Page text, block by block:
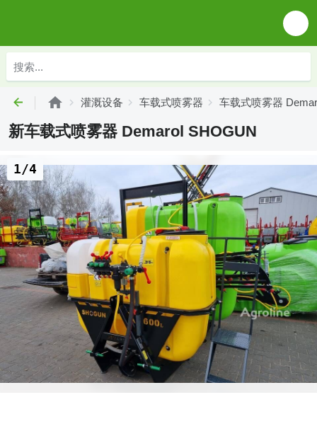
灌溉设备 车载式喷雾器 车载式喷雾器
新车载式喷雾器 Demarol SHOGUN
1/4